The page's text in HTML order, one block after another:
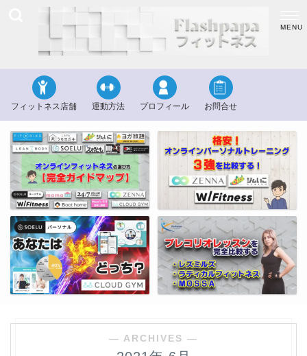
フィットネス店舗 運動方法 プロフィール お問合せ
― ARCHIVES ―